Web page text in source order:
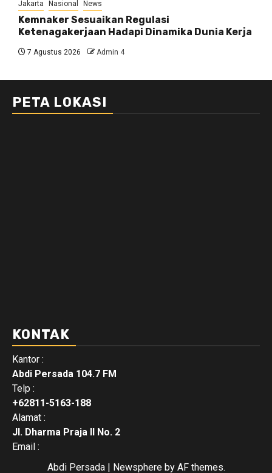
Jakarta Nasional News
Kemnaker Sesuaikan Regulasi
Ketenagakerjaan Hadapi Dinamika Dunia Kerja
7 Agustus 2026 Admin 4
PETA LOKASI
KONTAK
Kantor :
Abdi Persada 104.7 FM
Telp :
+62811-5163-188
Alamat :
Jl. Dharma Praja II No. 2
Email :
Abdi Persada | Newsphereby AF themes.